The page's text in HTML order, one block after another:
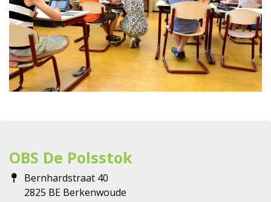
OBS De Polsstok
Bernhardstraat 40
2825 BE Berkenwoude